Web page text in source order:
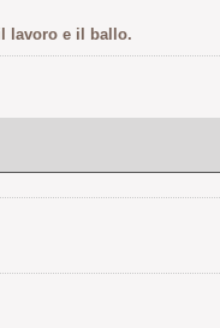
lavoro e il ballo.